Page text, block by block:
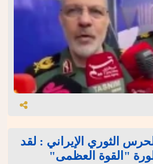
الثوري الإيراني : لقد
"القوة العظمى"